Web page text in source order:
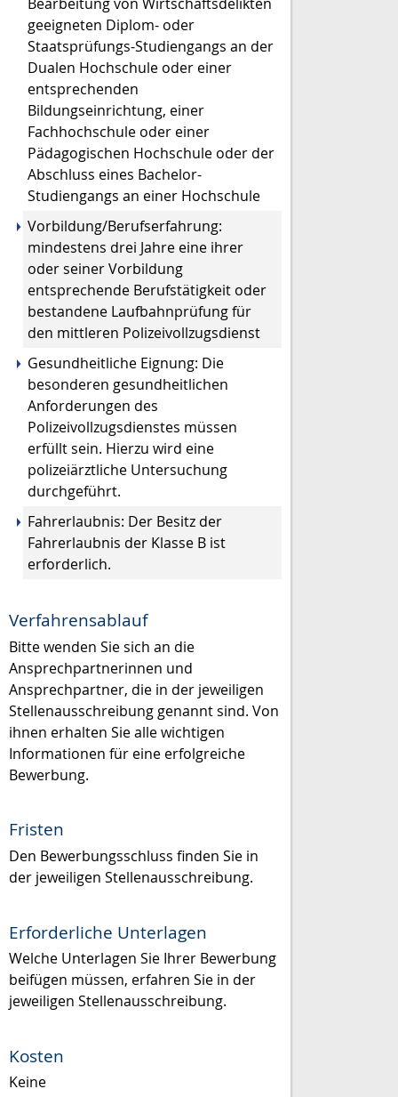
geeigneten Diplom- oder
Staatsprüfungs-Studiengangs an der
Dualen Hochschule oder einer
entsprechenden
Bildungseinrichtung, einer
Fachhochschule oder einer
Pädagogischen Hochschule oder der
Abschluss eines Bachelor-
Studiengangs an einer Hochschule
Vorbildung/Berufserfahrung:
mindestens drei Jahre eine ihrer
oder seiner Vorbildung
entsprechende Berufstätigkeit oder
bestandene Laufbahnprüfung für
den mittleren Polizeivollzugsdienst
Gesundheitliche Eignung: Die
besonderen gesundheitlichen
Anforderungen des
Polizeivollzugsdienstes müssen
erfüllt sein. Hierzu wird eine
polizeiärztliche Untersuchung
durchgeführt.
Fahrerlaubnis: Der Besitz der
Fahrerlaubnis der Klasse B ist
erforderlich.
Verfahrensablauf
Bitte wenden Sie sich an die
Ansprechpartnerinnen und
Ansprechpartner, die in der jeweiligen
Stellenausschreibung genannt sind. Von
ihnen erhalten Sie alle wichtigen
Informationen für eine erfolgreiche
Bewerbung.
Fristen
Den Bewerbungsschluss finden Sie in
der jeweiligen Stellenausschreibung.
Erforderliche Unterlagen
Welche Unterlagen Sie Ihrer Bewerbung
beifügen müssen, erfahren Sie in der
jeweiligen Stellenausschreibung.
Kosten
Keine